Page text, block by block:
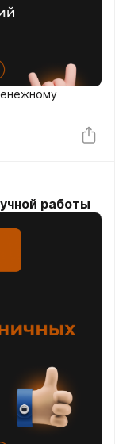
работы